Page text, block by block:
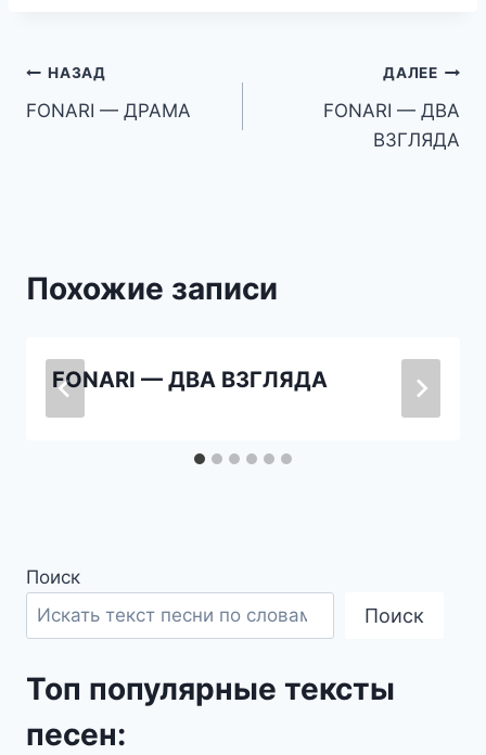
Навигация
по
НАЗАД
FONARI — ДРАМА
ДАЛЕЕ
FONARI — ДВА
ВЗГЛЯДА
Похожие записи
FONARI — ДВА ВЗГЛЯДА
Поиск
Поиск
Топ популярные тексты
песен: